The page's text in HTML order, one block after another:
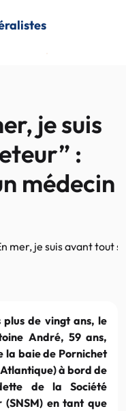
je suis
:
médecin
mer, je suis avant tout
plus de vingt ans, le
André, 59 ans,
la baie de Pornichet
à bord de
de la Société
en tant que